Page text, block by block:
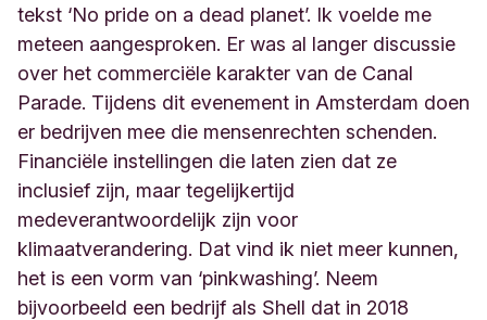
tekst ‘No pride on a dead planet’. Ik voelde me
meteen aangesproken. Er was al langer discussie
over het commerciële karakter van de Canal
Parade. Tijdens dit evenement in Amsterdam doen
er bedrijven mee die mensenrechten schenden.
Financiële instellingen die laten zien dat ze
inclusief zijn, maar tegelijkertijd
medeverantwoordelijk zijn voor
klimaatverandering. Dat vind ik niet meer kunnen,
het is een vorm van ‘pinkwashing’. Neem
bijvoorbeeld een bedrijf als Shell dat in 2018